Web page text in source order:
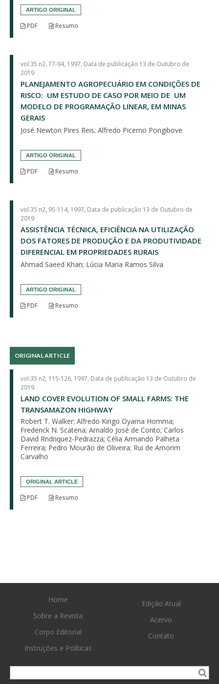
ARTIGO ORIGINAL
PDF Resumo
vol.35 n2, 77-94, 1997, Data de publicação 13 de Outubro de
2019
PLANEJAMENTO AGROPECUÁRIO EM CONDIÇÕES DE
RISCO: UM ESTUDO DE CASO POR MEIO DE UM
MODELO DE PROGRAMAÇÃO LINEAR, EM MINAS
GERAIS
José Newton Pires Reis; Alfredo Picerno Pongibove
ARTIGO ORIGINAL
PDF Resumo
vol.35 n2, 95-114, 1997, Data de publicação 13 de Outubro de
2019
ASSISTÊNCIA TÉCNICA, EFICIÊNCIA NA UTILIZAÇÃO
DOS FATORES DE PRODUÇÃO E DA PRODUTIVIDADE
DIFERENCIAL EM PROPRIEDADES RURAIS
Ahmad Saeed Khan; Lúcia Maria Ramos Silva
ARTIGO ORIGINAL
PDF Resumo
ORIGINAL ARTICLE
vol.35 n2, 115-126, 1997, Data de publicação 13 de Outubro de
2019
LAND COVER EVOLUTION OF SMALL FARMS: THE
TRANSAMAZON HIGHWAY
Robert T. Walker; Alfredo Kingo Oyama Homma;
Frederick N. Scatena; Arnaldo José de Conto; Carlos
David Rndriquez-Pedrazza; Célia Armando Palheta
Ferreira; Pedro Mourão de Oliveira; Rui de Amorim
Carvalho
ORIGINAL ARTICLE
PDF Resumo
Home
Sobre a Revista
Corpo Editorial
Instruções e Políticas
Edição Atual
Acervo
Contato